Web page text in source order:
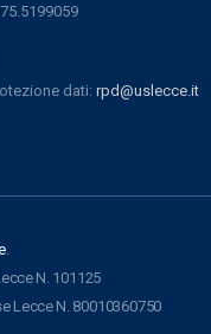
dati: rpd@uslecce.it
.
N. 101125
Lecce N. 80010360750